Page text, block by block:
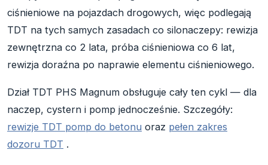
ciśnieniowe na pojazdach drogowych, więc podlegają
TDT na tych samych zasadach co silonaczepy: rewizja
zewnętrzna co 2 lata, próba ciśnieniowa co 6 lat,
rewizja doraźna po naprawie elementu ciśnieniowego.
Dział TDT PHS Magnum obsługuje cały ten cykl — dla
naczep, cystern i pomp jednocześnie. Szczegóły:
rewizje TDT pomp do betonu oraz pełen zakres
dozoru TDT .